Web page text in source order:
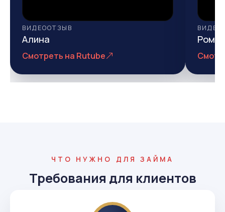
ВИДЕООТЗЫВ
Алина
Смотреть на Rutube
ЧТО НУЖНО ДЛЯ ЗАЙМА
Требования для клиентов